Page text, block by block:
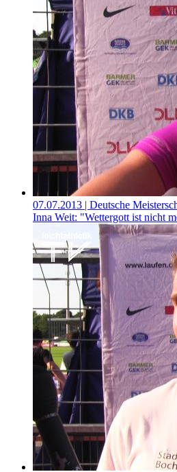
07.07.2013 | Deutsche
Inna Weit: "Wettergott ist nicht